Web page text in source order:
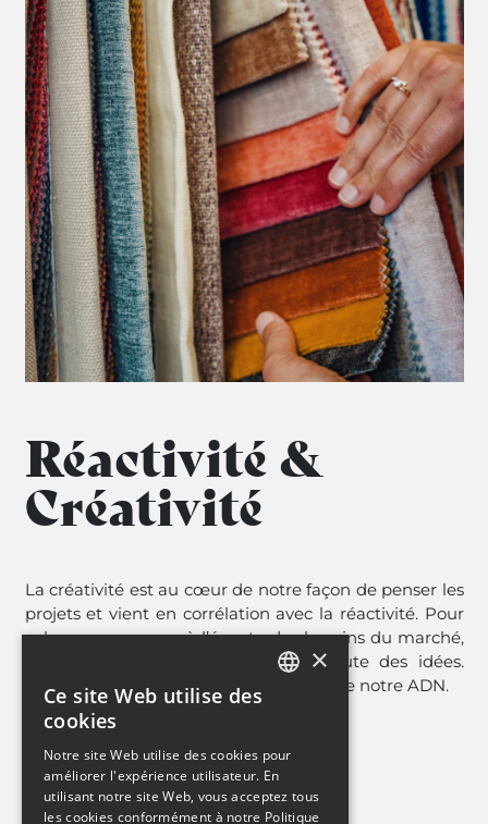
Réactivité &
Créativité
La créativité est au cœur de notre façon de penser les
projets et vient en corrélation avec la réactivité. Pour
cela, nous sommes à l’écoute des besoins du marché,
de nos clients, et également à l’écoute des idées.
L’inventivité et l’innovation font partie de notre ADN.
×
Ce site Web utilise des
cookies
Notre site Web utilise des cookies pour
améliorer l'expérience utilisateur. En
utilisant notre site Web, vous acceptez tous
les cookies conformément à notre Politique